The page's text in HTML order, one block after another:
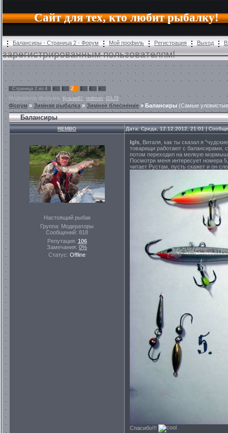
Сайт для тех, кто любит рыбалку!
Балансиры - Страница 2 - Форум Мой профиль Регистрация Выход
зарегистрированным пользователям!
Страница 2 из 4 « 1 2 3 4 »
Модератор форума: Кузьма67 ntdimon , IDL79
Форум» Зимняя рыбалка » Зимнее блеснение »Балансиры (Самые уловистые
Балансиры
REMBO Дата: Среда, 12.12.2012, 21:01 |
Настоящий рыбак
Группа: Модераторы
Сообщений: 818
Репутация: 106
Замечания: 0%
Статус: Offline
Igls , Виталя, как ты сказал я
товарищи работают с балансирами,
потом переходил на мелкую
Посмотри меня интересует номера
читает Рустам, пусть скажет и он
Спасибо!!!